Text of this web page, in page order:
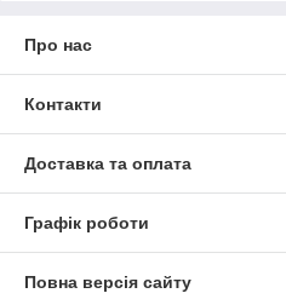
Про нас
Контакти
Доставка та оплата
Графік роботи
Повна версія сайту